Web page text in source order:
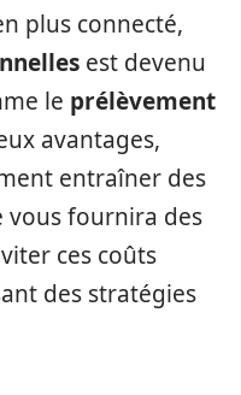
plus connecté,
est devenu
le prélèvement
avantages,
entraîner des
vous fournira des
ces coûts
des stratégies